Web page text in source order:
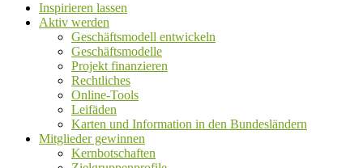
Inspirieren lassen
Aktiv werden
Geschäftsmodell entwickeln
Geschäftsmodelle
Projekt finanzieren
Rechtliches
Online-Tools
Leifäden
Karten und Information in den Bundesländern
Mitglieder gewinnen
Kernbotschaften